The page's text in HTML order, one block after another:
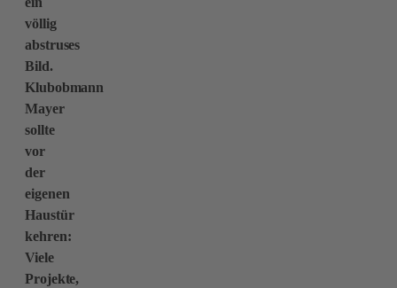
völlig
abstruses
Bild.
Klubobmann
Mayer
sollte
vor
der
eigenen
Haustür
kehren:
Viele
Projekte,